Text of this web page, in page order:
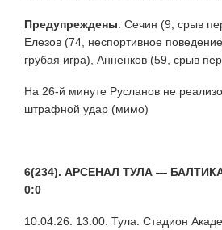
Предупреждены: Сечин (9, срыв
Елезов (74, неспортивное
грубая игра), Анненков (59, срыв
На 26-й минуте Русланов не
штрафной удар (мимо)
6(234). АРСЕНАЛ ТУЛА —
0:0
10.04.26. 13:00. Тула. Стадион